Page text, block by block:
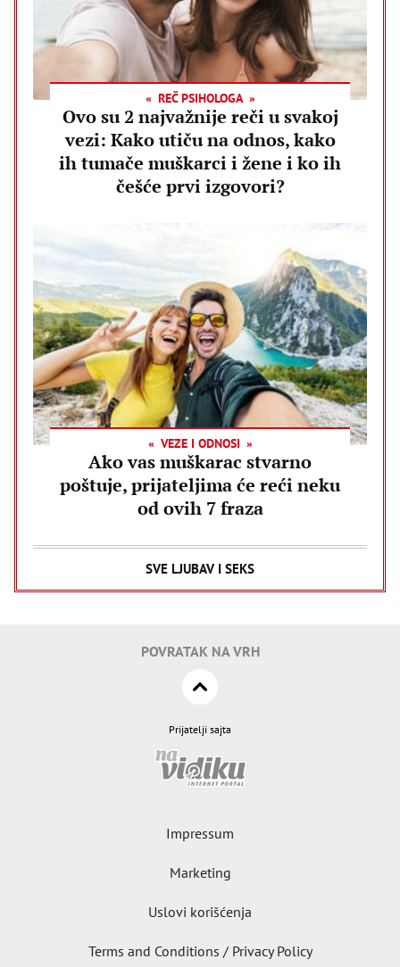
REČ PSIHOLOGA
Ovo su 2 najvažnije reči u svakoj
vezi: Kako utiču na odnos, kako
ih tumače muškarci i žene i ko ih
češće prvi izgovori?
VEZE I ODNOSI
Ako vas muškarac stvarno
poštuje, prijateljima će reći neku
od ovih 7 fraza
SVE LJUBAV I SEKS
POVRATAK NA VRH
Prijatelji sajta
Impressum
Marketing
Uslovi korišćenja
Terms and Conditions / Privacy Policy